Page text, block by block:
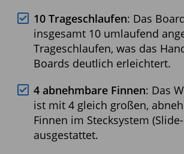
10 Trageschlaufen: Das
insgesamt 10 umlaufend
Trageschlaufen, was das
Boards deutlich erleichtert.
4 abnehmbare Finnen: Das
ist mit 4 gleich großen,
Finnen im Stecksystem
ausgestattet.